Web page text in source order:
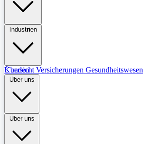
Industrien
Übersicht Versicherungen Gesundheitswesen
Kunden
Über uns
Über uns